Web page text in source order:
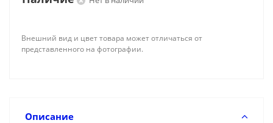
Внешний вид и цвет товара может отличаться от
представленного на фотографии.
Описание